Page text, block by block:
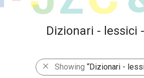
Dizionari - lessici
Showing “Dizionari -